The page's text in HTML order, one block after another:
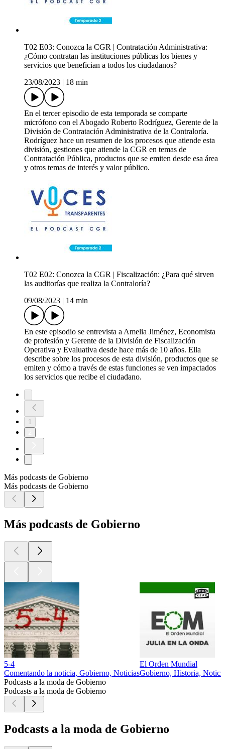
T02 E03: Conozca la CGR | Contratación Administrativa:
¿Cómo contratan las instituciones públicas los bienes y
servicios que benefician a todos los ciudadanos?
23/08/2023
18 min
En el tercer episodio de esta temporada se comparte
micrófono con el Abogado Roberto Rodríguez, Gerente de la
División de Contratación Administrativa de la Contraloría.
Rodríguez hace un resumen de los procesos que atiende esta
división, gestiones que atiende la CGR en temas de
Contratación Pública, productos que se emiten desde esa área
y otros temas de interés y valor público.
T02 E02: Conozca la CGR | Fiscalización: ¿Para qué sirven
las auditorías que realiza la Contraloría?
09/08/2023
14 min
En este episodio se entrevista a Amelia Jiménez, Economista
de profesión y Gerente de la División de Fiscalización
Operativa y Evaluativa desde hace más de 10 años. Ella
describe sobre los procesos de esta división, productos que se
emiten y cómo a través de estas funciones se ven impactados
los servicios que recibe el ciudadano.
1
Más podcasts de Gobierno
Más podcasts de Gobierno
Más podcasts de Gobierno
5-4
Comentando la noticia, Gobierno, Noticias
El Orden Mundial
Gobierno, Historia,
Podcasts a la moda de Gobierno
Podcasts a la moda de Gobierno
Podcasts a la moda de Gobierno